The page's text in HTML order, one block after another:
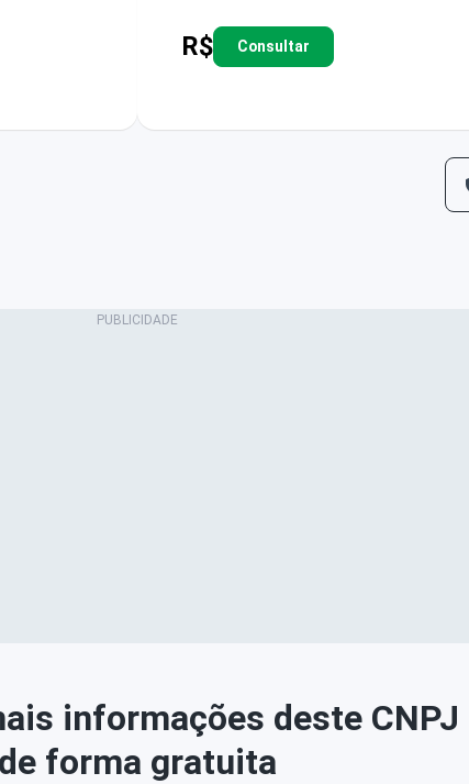
R$ Consultar
informações deste CNPJ
de forma gratuita